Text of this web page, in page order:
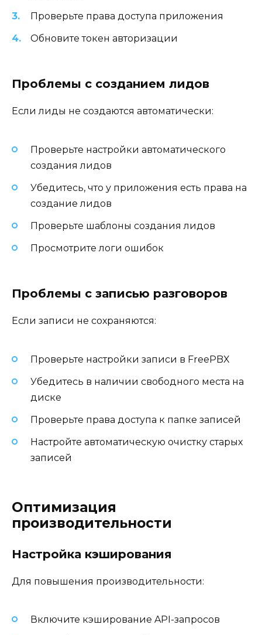
Проверьте права доступа приложения
Обновите токен авторизации
Проблемы с созданием лидов
Если лиды не создаются автоматически:
Проверьте настройки автоматического
создания лидов
Убедитесь, что у приложения есть права на
создание лидов
Проверьте шаблоны создания лидов
Просмотрите логи ошибок
Проблемы с записью разговоров
Если записи не сохраняются:
Проверьте настройки записи в FreePBX
Убедитесь в наличии свободного места на
диске
Проверьте права доступа к папке записей
Настройте автоматическую очистку старых
записей
Оптимизация
производительности
Настройка кэширования
Для повышения производительности:
Включите кэширование API-запросов